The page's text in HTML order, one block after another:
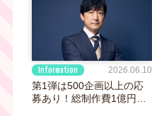
Information 2026.06.10
第1弾は500企画以上の応
募あり！総制作費1億円